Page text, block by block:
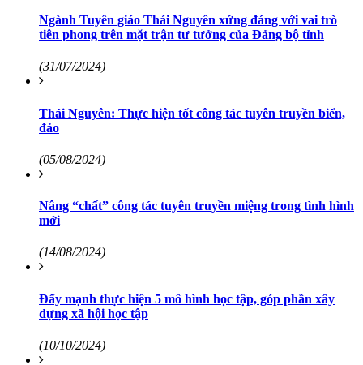
Ngành Tuyên giáo Thái Nguyên xứng đáng với vai trò
tiên phong trên mặt trận tư tưởng của Đảng bộ tỉnh
(31/07/2024)
Thái Nguyên: Thực hiện tốt công tác tuyên truyền biển,
đảo
(05/08/2024)
Nâng “chất” công tác tuyên truyền miệng trong tình hình
mới
(14/08/2024)
Đẩy mạnh thực hiện 5 mô hình học tập, góp phần xây
dựng xã hội học tập
(10/10/2024)